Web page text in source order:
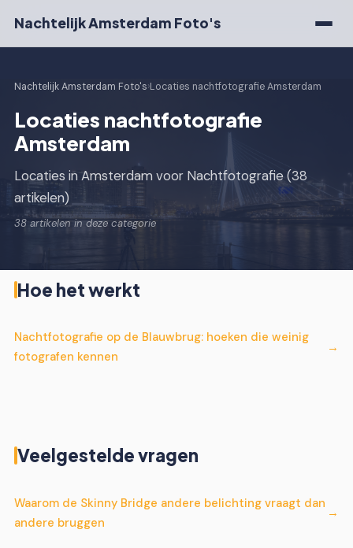
Nachtelijk Amsterdam Foto's
Nachtelijk Amsterdam Foto's›Locaties nachtfotografie Amsterdam
Locaties nachtfotografie
Amsterdam
Locaties in Amsterdam voor Nachtfotografie (38
artikelen)
38 artikelen in deze categorie
Hoe het werkt
Nachtfotografie op de Blauwbrug: hoeken die weinig
fotografen kennen
Veelgestelde vragen
Waarom de Skinny Bridge andere belichting vraagt dan
andere bruggen